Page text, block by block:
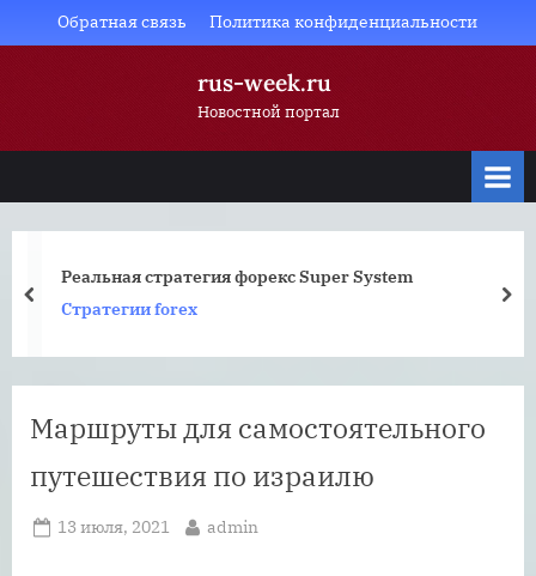
to
Обратная связь Политика конфиденциальности
rus-week.ru
Новостной портал
Реальная стратегия форекс Super System
Стратегии forex
prev
Маршруты для самостоятельного
путешествия по израилю
Posted
13 июля, 2021 By
admin